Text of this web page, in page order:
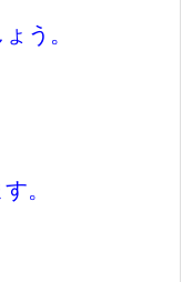
う。
。